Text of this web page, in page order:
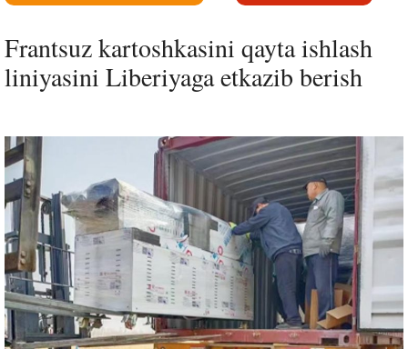
Frantsuz kartoshkasini qayta ishlash
liniyasini Liberiyaga etkazib berish